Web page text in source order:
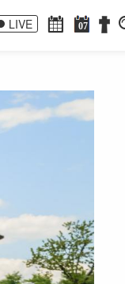
LIVE 07